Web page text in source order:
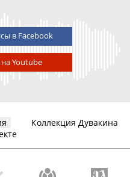
в Facebook
Youtube
Коллекция Дувакина